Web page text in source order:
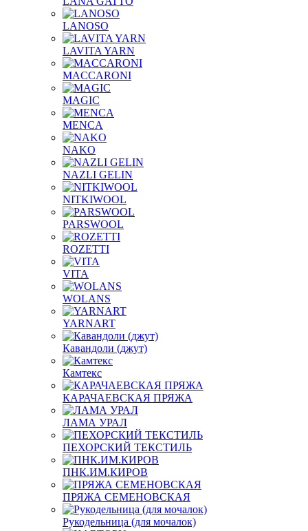
LANOSO
LAVITA YARN
MACCARONI
MAGIC
MENCA
NAKO
NAZLI GELIN
NITKIWOOL
PARSWOOL
ROZETTI
VITA
WOLANS
YARNART
Кавандоли (джут)
Камтекс
КАРАЧАЕВСКАЯ ПРЯЖА
ЛАМА УРАЛ
ПЕХОРСКИЙ ТЕКСТИЛЬ
ПНК.ИМ.КИРОВ
ПРЯЖА СЕМЕНОВСКАЯ
Рукодельница (для мочалок)